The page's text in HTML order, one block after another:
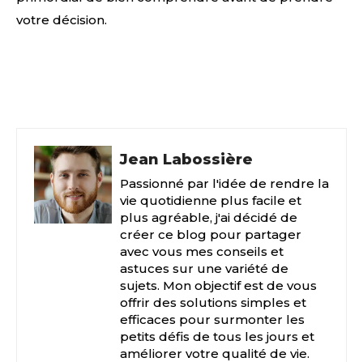
votre décision.
Jean Labossière
Passionné par l'idée de rendre la
vie quotidienne plus facile et
plus agréable, j'ai décidé de
créer ce blog pour partager
avec vous mes conseils et
astuces sur une variété de
sujets. Mon objectif est de vous
offrir des solutions simples et
efficaces pour surmonter les
petits défis de tous les jours et
améliorer votre qualité de vie.